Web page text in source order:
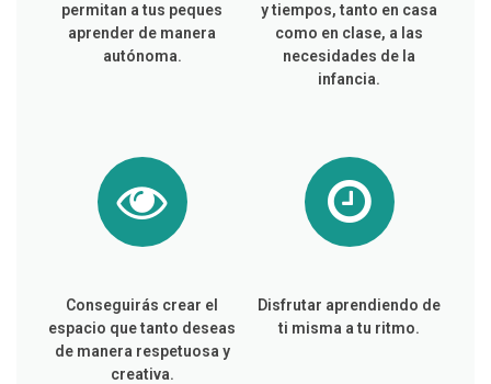
permitan a tus peques
aprender de manera
autónoma.
y tiempos, tanto en casa
como en clase, a las
necesidades de la
infancia.
Conseguirás crear el
espacio que tanto deseas
de manera respetuosa y
creativa.
Disfrutar aprendiendo de
ti misma a tu ritmo.